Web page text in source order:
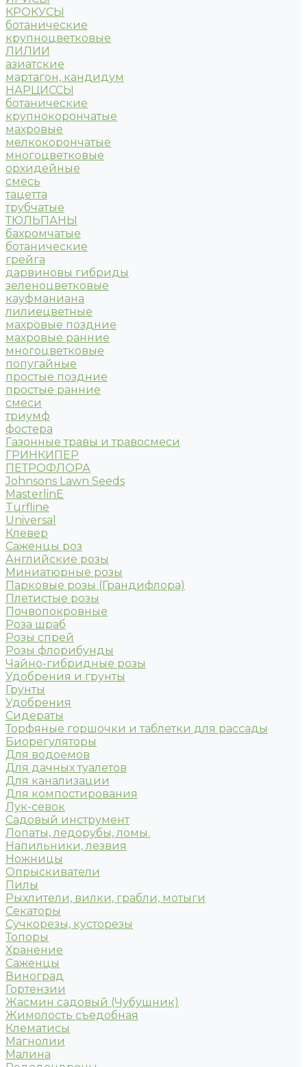
КРОКУСЫ
ботанические
крупноцветковые
ЛИЛИИ
азиатские
мартагон, кандидум
НАРЦИССЫ
ботанические
крупнокорончатые
махровые
мелкокорончатые
многоцветковые
орхидейные
смесь
тацетта
трубчатые
ТЮЛЬПАНЫ
бахромчатые
ботанические
грейга
дарвиновы гибриды
зеленоцветковые
кауфманиана
лилиецветные
махровые поздние
махровые ранние
многоцветковые
попугайные
простые поздние
простые ранние
смеси
триумф
фостера
Газонные травы и травосмеси
ГРИНКИПЕР
ПЕТРОФЛОРА
Johnsons Lawn Seeds
MasterlinE
Turfline
Universal
Клевер
Саженцы роз
Английские розы
Миниатюрные розы
Парковые розы (Грандифлора)
Плетистые розы
Почвопокровные
Роза шраб
Розы спрей
Розы флорибунды
Чайно-гибридные розы
Удобрения и грунты
Грунты
Удобрения
Сидераты
Торфяные горшочки и таблетки для рассады
Биорегуляторы
Для водоемов
Для дачных туалетов
Для канализации
Для компостирования
Лук-севок
Садовый инструмент
Лопаты, ледорубы, ломы.
Напильники, лезвия
Ножницы
Опрыскиватели
Пилы
Рыхлители, вилки, грабли, мотыги
Секаторы
Сучкорезы, кусторезы
Топоры
Хранение
Саженцы
Виноград
Гортензии
Жасмин садовый (Чубушник)
Жимолость съедобная
Клематисы
Магнолии
Малина